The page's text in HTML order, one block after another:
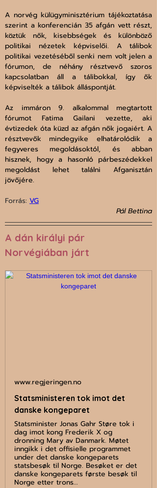
A norvég külügyminisztérium tájékoztatása
szerint a konferencián 35 afgán vett részt,
köztük nők, kisebbségek és különböző
politikai nézetek képviselői. A tálibok
politikai vezetéséből senki nem volt jelen a
fórumon, de néhány résztvevő szoros
kapcsolatban áll a tálibokkal, így ők
képviselték a tálibok álláspontját.
Az immáron 9. alkalommal megtartott
fórumot Fatima Gailani vezette, aki
évtizedek óta küzd az afgán nők jogaiért. A
résztvevők mindegyike elhatárolódik a
fegyveres megoldásoktól, és abban
hisznek, hogy a hasonló párbeszédekkel
megoldást lehet találni Afganisztán
jövőjére.
Forrás: VG
Pál Bettina
A dán királyi pár
Norvégiában járt
www.regjeringen.no
Statsministeren tok imot det
danske kongeparet
Statsminister Jonas Gahr Støre tok i
dag imot kong Frederik X og
dronning Mary av Danmark. Møtet
inngikk i det offisielle programmet
under det danske kongeparets
statsbesøk til Norge. Besøket er det
danske kongeparets første besøk til
Norge etter trons...